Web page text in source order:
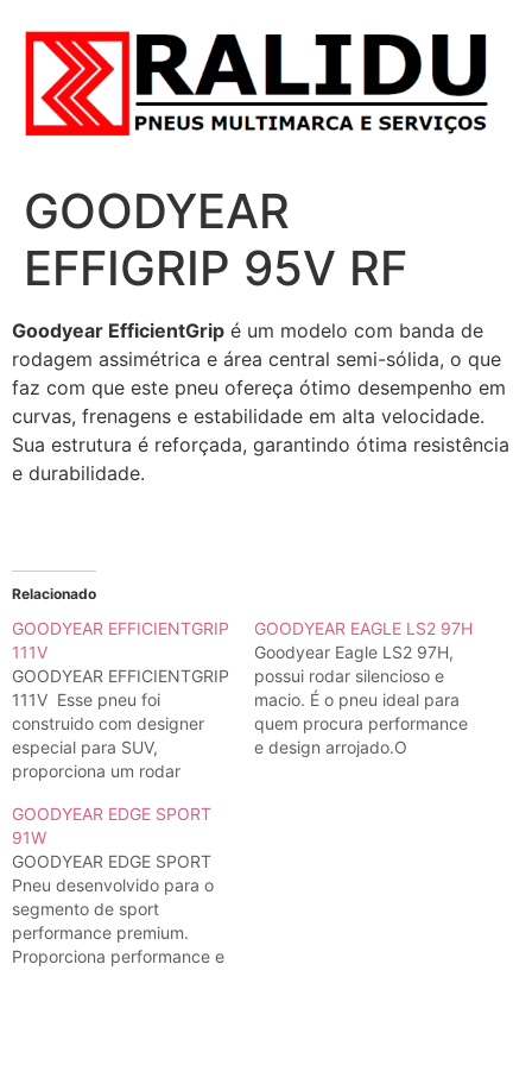
GOODYEAR
EFFIGRIP 95V RF
Goodyear EfficientGrip é um modelo com banda de
rodagem assimétrica e área central semi-sólida, o que
faz com que este pneu ofereça ótimo desempenho em
curvas, frenagens e estabilidade em alta velocidade.
Sua estrutura é reforçada, garantindo ótima resistência
e durabilidade.
Relacionado
GOODYEAR EFFICIENTGRIP
111V
GOODYEAR EFFICIENTGRIP
111V Esse pneu foi
construido com designer
especial para SUV,
proporciona um rodar
com ótima aderência em
todos os pisos e alto poder
de frenagem. É a opção
ideal para a sua Discovery
3 e 4, Ranger Rover.
GOODYEAR EAGLE LS2 97H
Goodyear Eagle LS2 97H,
possui rodar silencioso e
macio. É o pneu ideal para
quem procura performance
e design arrojado.O
GOODYEAR EDGE SPORT
91W
GOODYEAR EDGE SPORT
Pneu desenvolvido para o
segmento de sport
performance premium.
Proporciona performance e